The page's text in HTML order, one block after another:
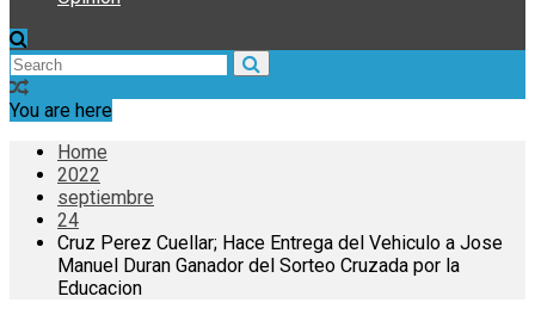
You are here
Home
2022
septiembre
24
Cruz Perez Cuellar; Hace Entrega del Vehiculo a Jose
Manuel Duran Ganador del Sorteo Cruzada por la
Educacion